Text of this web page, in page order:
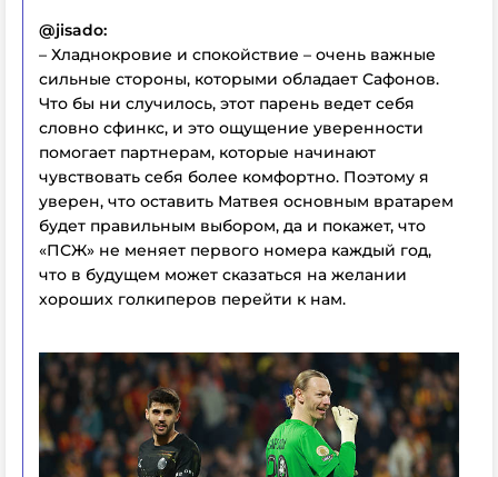
@jisado:
– Хладнокровие и спокойствие – очень важные
сильные стороны, которыми обладает Сафонов.
Что бы ни случилось, этот парень ведет себя
словно сфинкс, и это ощущение уверенности
помогает партнерам, которые начинают
чувствовать себя более комфортно. Поэтому я
уверен, что оставить Матвея основным вратарем
будет правильным выбором, да и покажет, что
«ПСЖ» не меняет первого номера каждый год,
что в будущем может сказаться на желании
хороших голкиперов перейти к нам.